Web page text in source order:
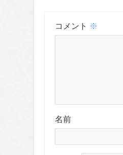
コメント ※
名前